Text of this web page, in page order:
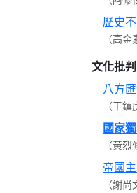
歷史
（高金
文化批判
八方
（王鎮
國家
（黃烈
帝國
（謝尚